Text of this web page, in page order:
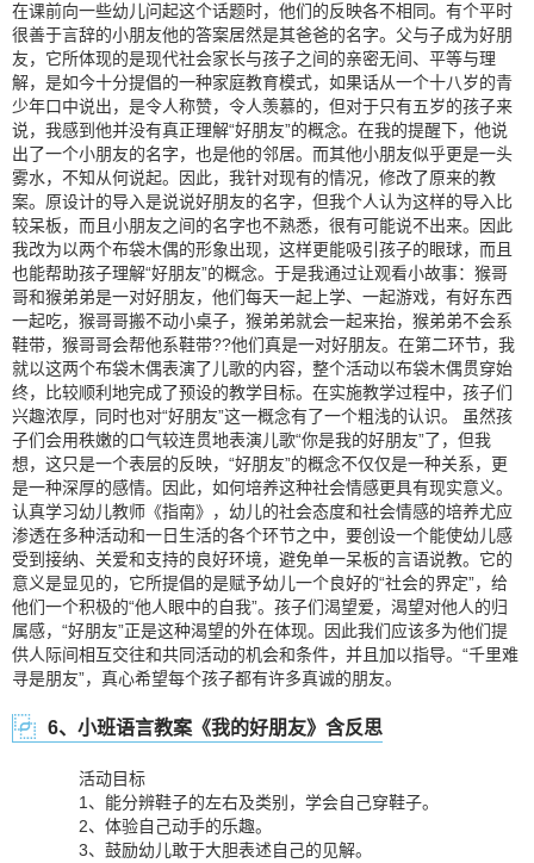
在课前向一些幼儿问起这个话题时，他们的反映各不相同。有个平时
很善于言辞的小朋友他的答案居然是其爸爸的名字。父与子成为好朋
友，它所体现的是现代社会家长与孩子之间的亲密无间、平等与理
解，是如今十分提倡的一种家庭教育模式，如果话从一个十八岁的青
少年口中说出，是令人称赞，令人羡慕的，但对于只有五岁的孩子来
说，我感到他并没有真正理解“好朋友”的概念。在我的提醒下，他说
出了一个小朋友的名字，也是他的邻居。而其他小朋友似乎更是一头
雾水，不知从何说起。因此，我针对现有的情况，修改了原来的教
案。原设计的导入是说说好朋友的名字，但我个人认为这样的导入比
较呆板，而且小朋友之间的名字也不熟悉，很有可能说不出来。因此
我改为以两个布袋木偶的形象出现，这样更能吸引孩子的眼球，而且
也能帮助孩子理解“好朋友”的概念。于是我通过让观看小故事：猴哥
哥和猴弟弟是一对好朋友，他们每天一起上学、一起游戏，有好东西
一起吃，猴哥哥搬不动小桌子，猴弟弟就会一起来抬，猴弟弟不会系
鞋带，猴哥哥会帮他系鞋带??他们真是一对好朋友。在第二环节，我
就以这两个布袋木偶表演了儿歌的内容，整个活动以布袋木偶贯穿始
终，比较顺利地完成了预设的教学目标。在实施教学过程中，孩子们
兴趣浓厚，同时也对“好朋友”这一概念有了一个粗浅的认识。 虽然孩
子们会用秩嫩的口气较连贯地表演儿歌“你是我的好朋友”了，但我
想，这只是一个表层的反映，“好朋友”的概念不仅仅是一种关系，更
是一种深厚的感情。因此，如何培养这种社会情感更具有现实意义。
认真学习幼儿教师《指南》，幼儿的社会态度和社会情感的培养尤应
渗透在多种活动和一日生活的各个环节之中，要创设一个能使幼儿感
受到接纳、关爱和支持的良好环境，避免单一呆板的言语说教。它的
意义是显见的，它所提倡的是赋予幼儿一个良好的“社会的界定”，给
他们一个积极的“他人眼中的自我”。孩子们渴望爱，渴望对他人的归
属感，“好朋友”正是这种渴望的外在体现。因此我们应该多为他们提
供人际间相互交往和共同活动的机会和条件，并且加以指导。“千里难
寻是朋友”，真心希望每个孩子都有许多真诚的朋友。
6、小班语言教案《我的好朋友》含反思
活动目标
1、能分辨鞋子的左右及类别，学会自己穿鞋子。
2、体验自己动手的乐趣。
3、鼓励幼儿敢于大胆表述自己的见解。